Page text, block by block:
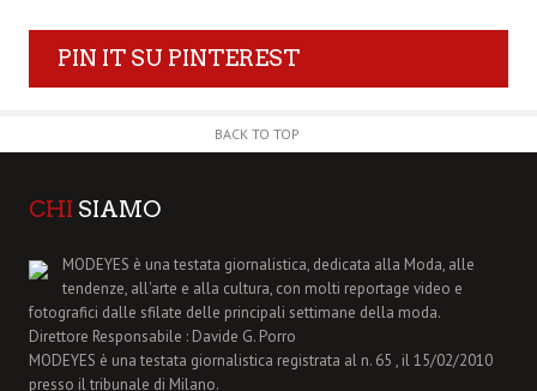
PIN IT SU PINTEREST
BACK TO TOP
CHI SIAMO
MODEYES è una testata giornalistica, dedicata alla Moda, alle
tendenze, all'arte e alla cultura, con molti reportage video e
fotografici dalle sfilate delle principali settimane della moda.
Direttore Responsabile : Davide G. Porro
MODEYES è una testata giornalistica registrata al n. 65 , il 15/02/2010
presso il tribunale di Milano.